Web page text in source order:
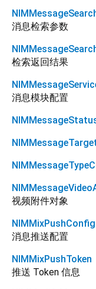
消息检索参数
检索返回结果
消息模块配置
视频附件对象
NIMMixPushConfig
消息推送配置
NIMMixPushToken
推送 Token 信息